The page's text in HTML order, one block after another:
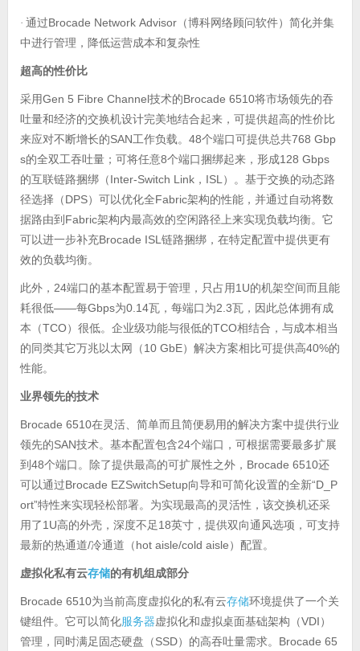
· 通过Brocade Network Advisor（博科网络顾问软件）简化并集
中进行管理，降低运营成本和复杂性
超高的性价比
采用Gen 5 Fibre Channel技术的Brocade 6510将市场领先的吞
吐量和经济的交换机设计完美地结合起来，可提供超高的性价比
来应对不断增长的SAN工作负载。 48个端口可提供总共768 Gbp
s的全双工吞吐量；可将任意8个端口捆绑起来，形成128 Gbps
的互联链路捆绑（ Inter-Switch Link， ISL ）。基于交换的动态路
径选择（ DPS）可以优化全Fabric架构的性能，并通过自动将数
据路由到 Fabric架构内最高效的空闲路径上来实现负载均衡。它
可以进一步补充Brocade ISL 链路捆绑，在特定配置中提供更有
效的负载均衡。
此外， 24端口的基本配置易于管理，只占用 1U的机架空间而且能
耗很低——每Gbps为0.14瓦，每端口为2.3瓦，因此总体拥有成
本（TCO）很低。企业级功能与很低的TCO相结合，与成本相当
的同类其它万兆以太网（ 10 GbE）解决方案相比可提供高40%的
性能。
业界领先的技术
Brocade 6510在灵活、简单而且简便易用的解决方案中提供行业
领先的SAN技术。基本配置包含24个端口，可根据需要最多扩展
到 48个端口。除了提供最高的可扩展性之外， Brocade 6510还
可以通过Brocade EZSwitchSetup向导和可简化设置的全新“D_P
ort”特性来实现轻松部署。为实现最高的灵活性，该交换机还采
用了 1U高的外壳，深度不足 18英寸，提供双向通风选项，可支持
最新的热通道/冷通道（ hot aisle/cold aisle ）配置。
虚拟化私有云存储的有机组成部分
Brocade 6510为当前高度虚拟化的私有云存储环境提供了一个关
键组件。它可以简化服务器虚拟化和虚拟桌面基础架构（VDI ）
管理，同时满足固态硬盘（ SSD）的高吞吐量需求。 Brocade 65